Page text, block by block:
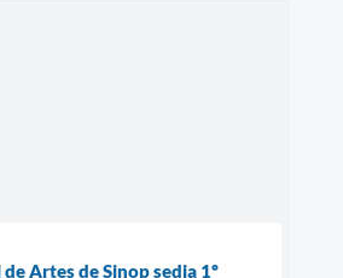
Artes de Sinop sedia 1º